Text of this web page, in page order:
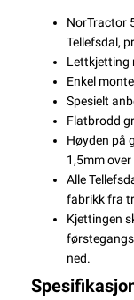
NorTractor
Tellefsdal,
Lettkjetting
Enkel
Spesielt
Flatbrodd
Høyden på
1,5mm
Alle
fabrikk fra
Kjettingen
ned.